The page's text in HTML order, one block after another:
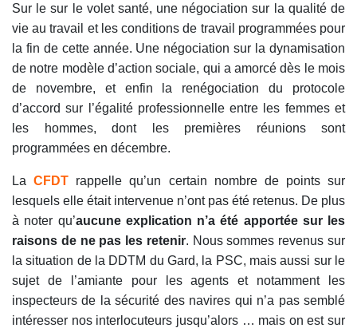
Sur le sur le volet santé, une négociation sur la qualité de
vie au travail et les conditions de travail programmées pour
la fin de cette année. Une négociation sur la dynamisation
de notre modèle d’action sociale, qui a amorcé dès le mois
de novembre, et enfin la renégociation du protocole
d’accord sur l’égalité professionnelle entre les femmes et
les hommes, dont les premières réunions sont
programmées en décembre.
LaCFDT rappelle qu’un certain nombre de points sur
lesquels elle était intervenue n’ont pas été retenus. De plus
à noter qu’aucune explication n’a été apportée sur les
raisons de ne pas les retenir. Nous sommes revenus sur
la situation de la DDTM du Gard, la PSC, mais aussi sur le
sujet de l’amiante pour les agents et notamment les
inspecteurs de la sécurité des navires qui n’a pas semblé
intéresser nos interlocuteurs jusqu’alors … mais on est sur